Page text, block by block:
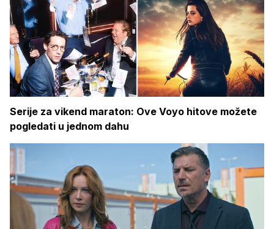
Serije za vikend maraton: Ove Voyo hitove možete
pogledati u jednom dahu